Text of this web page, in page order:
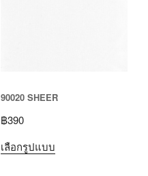
90020 SHEER
฿390
เลือกรูปแบบ